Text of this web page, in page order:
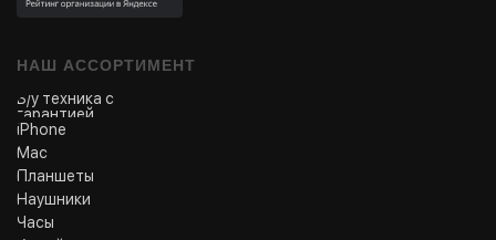
НАШ АССОРТИМЕНТ
iPhone
Б/у техника с
гарантией
Mac
Планшеты
Наушники
Часы